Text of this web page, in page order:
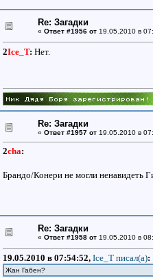
Re: Загадки
« Ответ #1956 от19.05.2010 в
2Ice_T: Нет.
Re: Загадки
« Ответ #1957 от19.05.2010 в
2cha:
Брандо/Конери не могли ненавидеть
Re: Загадки
« Ответ #1958 от19.05.2010 в
19.05.2010 в 07:54:52, Ice_T писал(a):
Жан Габен?